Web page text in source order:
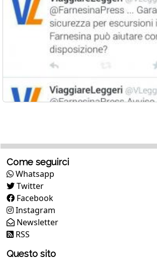
Come seguirci
Whatsapp
Twitter
Facebook
Instagram
Newsletter
RSS
Questo sito